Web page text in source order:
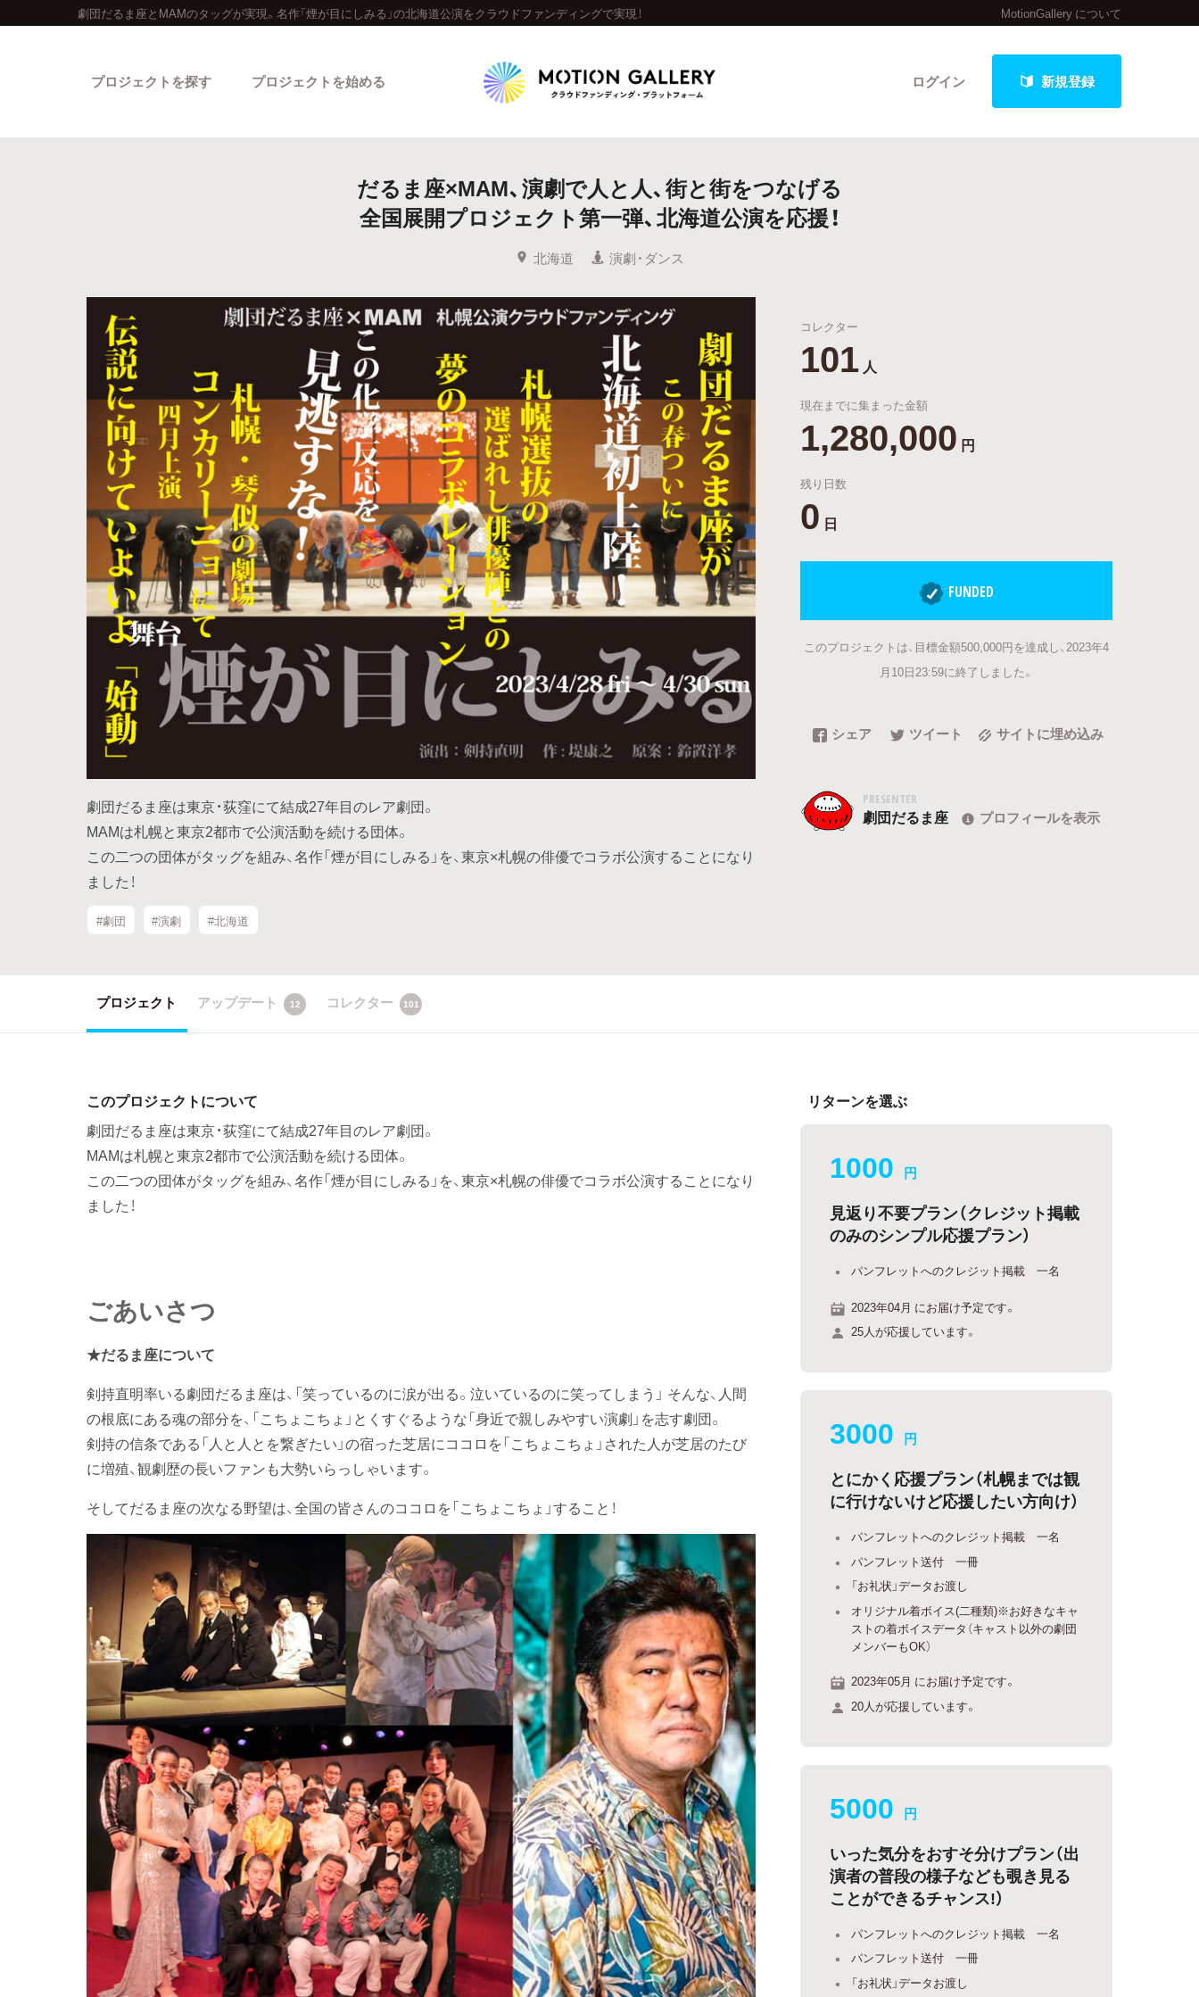
劇団だるま座とMAMのタッグが実現。名作「煙が目にしみる」の北海道公演をクラウドファンディングで実現！ MotionGallery について
ログイン 新規登録
プロジェクトを探す
人気のプロジェクト 新着プロジェクト 終了間近のプロジェクト
Feature
カテゴリーから探す タグから探す キュレーターから探す 特集から探す
Legendary
最新達成プロジェクト 調達額が大きいプロジェクト
プロジェクトを始める
だるま座×MAM、演劇で人と人、街と街をつなげる
全国展開プロジェクト第一弾、北海道公演を応援！
北海道 演劇・ダンス
劇団だるま座は東京・荻窪にて結成27年目のレア劇団。
MAMは札幌と東京2都市で公演活動を続ける団体。
この二つの団体がタッグを組み、名作「煙が目にしみる」を、東京×札幌の俳優でコラボ公演することになり
ました！
#劇団 #演劇 #北海道
コレクター
101 人
現在までに集まった金額
1,280,000 円
残り日数
0 日
FUNDED
このプロジェクトは、目標金額500,000円を達成し、2023年4
月10日23:59に終了しました。
シェア ツイート サイトに埋め込み
PRESENTER
劇団だるま座 プロフィールを表示
プロジェクト アップデート 12 コレクター 101
このプロジェクトについて
劇団だるま座は東京・荻窪にて結成27年目のレア劇団。
MAMは札幌と東京2都市で公演活動を続ける団体。
この二つの団体がタッグを組み、名作「煙が目にしみる」を、東京×札幌の俳優でコラボ公演することになり
ました！
ごあいさつ
★だるま座について
剣持直明率いる劇団だるま座は、「笑っているのに涙が出る。泣いているのに笑ってしまう」 そんな、人間
の根底にある魂の部分を、「こちょこちょ」とくすぐるような「身近で親しみやすい演劇」を志す劇団。
剣持の信条である「人と人とを繋ぎたい」の宿った芝居にココロを「こちょこちょ」された人が芝居のたび
に増殖、観劇歴の長いファンも大勢いらっしゃいます。
そしてだるま座の次なる野望は、全国の皆さんのココロを「こちょこちょ」すること！
リターンを選ぶ
1000 円
見返り不要プラン（クレジット掲載
のみのシンプル応援プラン）
パンフレットへのクレジット掲載 一名
2023年04月 にお届け予定です。
25人が応援しています。
3000 円
とにかく応援プラン（札幌までは観
に行けないけど応援したい方向け）
パンフレットへのクレジット掲載 一名
パンフレット送付 一冊
「お礼状」データお渡し
オリジナル着ボイス(二種類)※お好きなキャ
ストの着ボイスデータ（キャスト以外の劇団
メンバーもOK）
2023年05月 にお届け予定です。
20人が応援しています。
5000 円
いった気分をおすそ分けプラン（出
演者の普段の様子なども覗き見る
ことができるチャンス!）
パンフレットへのクレジット掲載 一名
パンフレット送付 一冊
「お礼状」データお渡し